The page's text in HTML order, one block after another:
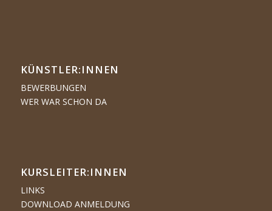
KÜNSTLER:­­INNEN
BEWERBUNGEN
WER WAR SCHON DA
KURSLEITER:INNEN
LINKS
DOWNLOAD ANMELDUNG